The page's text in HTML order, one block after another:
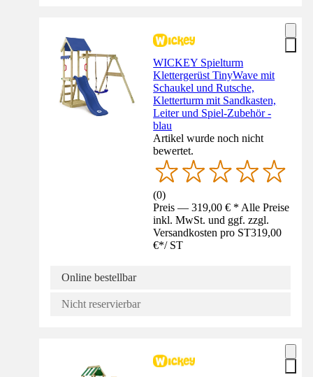
WICKEY Spielturm
Klettergerüst TinyWave mit
Schaukel und Rutsche,
Kletterturm mit Sandkasten,
Leiter und Spiel-Zubehör -
blau
Artikel wurde noch nicht
bewertet.
(0)
Preis — 319,00 € * Alle Preise
inkl. MwSt. und ggf. zzgl.
Versandkosten pro ST319,00
€*/ ST
Online bestellbar
Nicht reservierbar